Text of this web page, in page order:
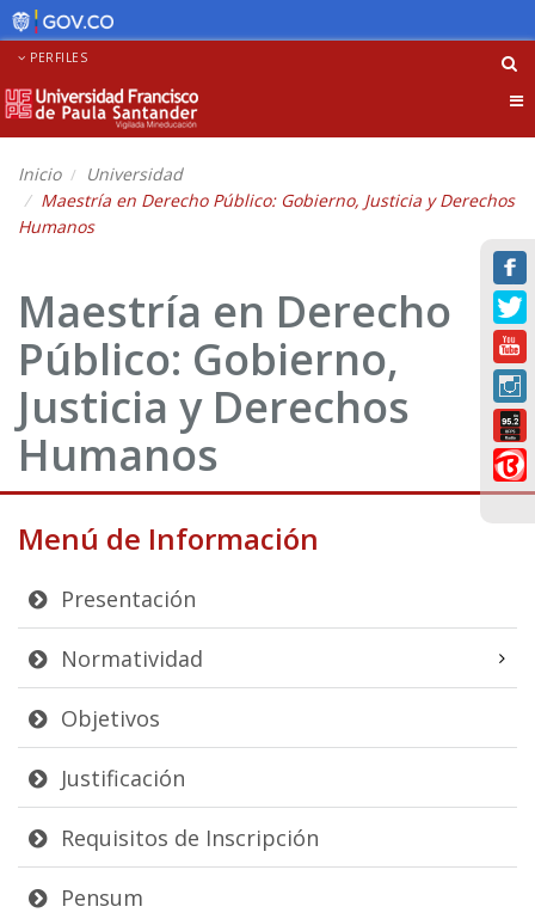
PERFILES
Inicio
Universidad
Maestría en Derecho Público: Gobierno, Justicia y Derechos
Humanos
Maestría en Derecho
Público: Gobierno,
Justicia y Derechos
Humanos
Menú de Información
Presentación
Normatividad
Objetivos
Justificación
Requisitos de Inscripción
Pensum